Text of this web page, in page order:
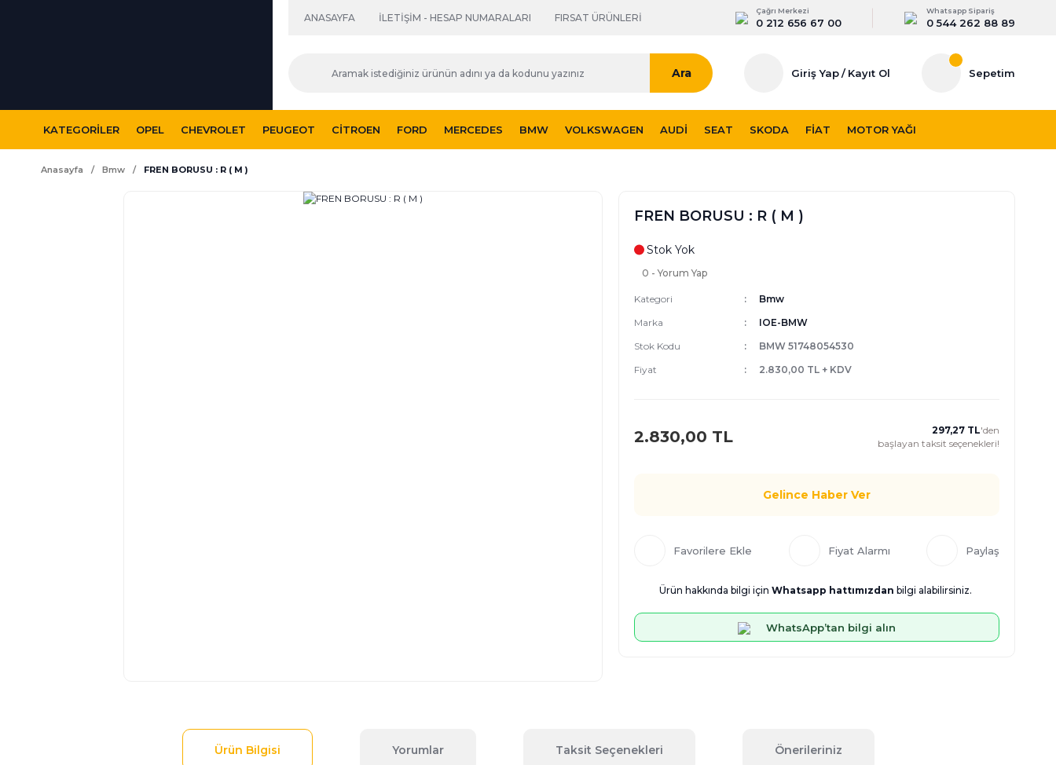
ANASAYFA İLETİŞİM - HESAP NUMARALARI FIRSAT ÜRÜNLERİ
Çağrı Merkezi
0 212 656 67 00
Whatsapp Sipariş
0 544 262 88 89
Ara Giriş Yap/ Kayıt Ol Sepetim
KATEGORILER OPEL CHEVROLET PEUGEOT CITROEN FORD MERCEDES BMW VOLKSWAGEN AUDI SEAT SKODA FIAT MOTOR YAĞI
Anasayfa Bmw FREN BORUSU : R ( M )
FREN BORUSU : R ( M )
Stok Yok
0 - Yorum Yap
Kategori
Bmw
Marka
IOE-BMW
Stok Kodu
BMW 51748054530
Fiyat
2.830,00 TL + KDV
2.830,00 TL 297,27 TL'den
başlayan taksit seçenekleri!
Gelince Haber Ver
Fiyat Alarmı Paylaş
Ürün hakkında bilgi için Whatsapp hattımızdan bilgi alabilirsiniz.
WhatsApp’tan bilgi alın
Ürün Bilgisi Yorumlar Taksit Seçenekleri Önerileriniz